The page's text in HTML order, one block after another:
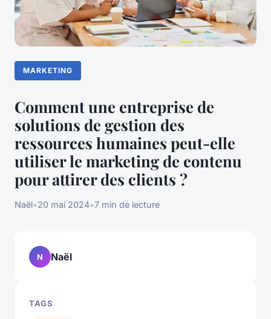
MARKETING
Comment une entreprise de
solutions de gestion des
ressources humaines peut-elle
utiliser le marketing de contenu
pour attirer des clients ?
Naël•20 mai 2024•7 min de lecture
N Naël
TAGS